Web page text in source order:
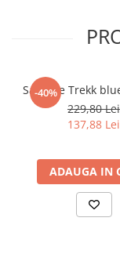
-40%
Sandale Trekk
229,80 Lei
137,88 Lei
ADAUGA IN